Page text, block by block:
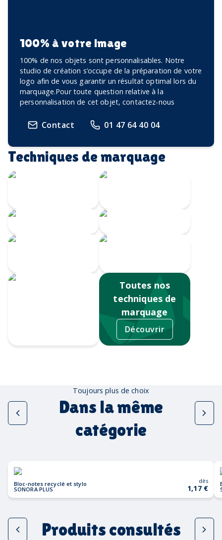
100% à votre image
100% de nos objets sont personnalisables. Notre
studio de création s’occupe de la préparation de votre
logo afin de vous garantir un résultat optimal lors du
marquage.Pour toute question relative à la
personnalisation de cet objet, contactez-nous
Contact 01 47 64 40 04
Techniques de marquage
Toutes nos
techniques de
marquage
Découvrir
Toujours plus de choix
Dans la même
catégorie
Bloc-notes recyclé et stylo
SONORA PLUS
dès
1,17 €
Produits consultés